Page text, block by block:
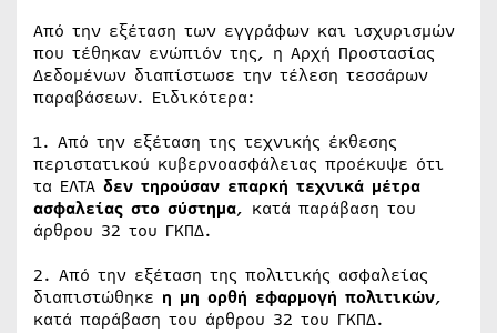
Από την εξέταση των εγγράφων και ισχυρισμών
που τέθηκαν ενώπιόν της, η Αρχή Προστασίας
Δεδομένων διαπίστωσε την τέλεση τεσσάρων
παραβάσεων. Ειδικότερα:
1. Από την εξέταση της τεχνικής έκθεσης
περιστατικού κυβερνοασφάλειας προέκυψε ότι
τα ΕΛΤΑ δεν τηρούσαν επαρκή τεχνικά μέτρα
ασφαλείας στο σύστημα, κατά παράβαση του
άρθρου 32 του ΓΚΠΔ.
2. Από την εξέταση της πολιτικής ασφαλείας
διαπιστώθηκε η μη ορθή εφαρμογή πολιτικών,
κατά παράβαση του άρθρου 32 του ΓΚΠΔ.